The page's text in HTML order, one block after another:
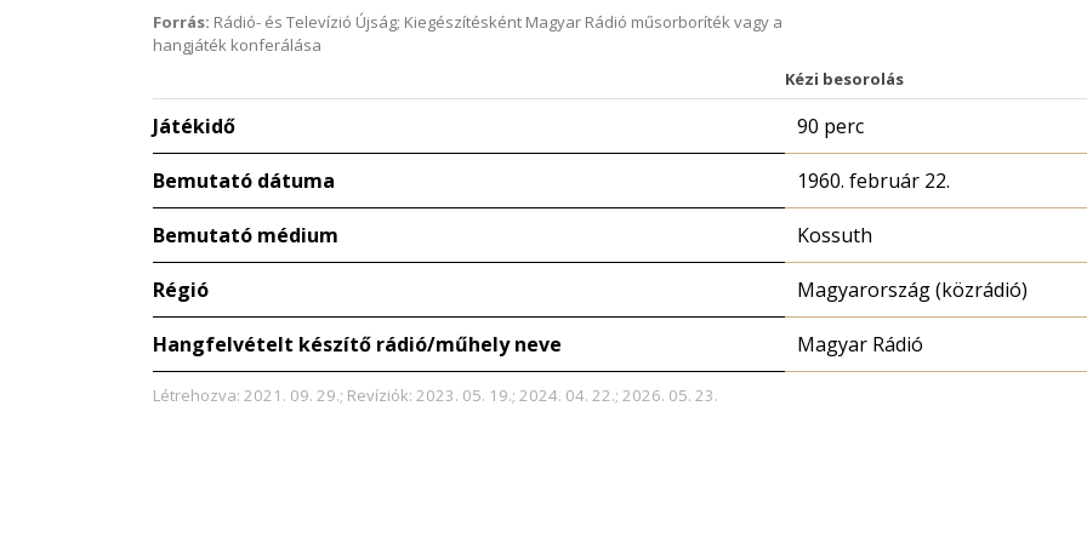
Forrás: Rádió- és Televízió Újság; Kiegészítésként Magyar Rádió műsorboríték vagy a
hangjáték konferálása
Kézi besorolás
Játékidő 90 perc
Bemutató dátuma 1960. február 22.
Bemutató médium Kossuth
Régió Magyarország (közrádió)
Hangfelvételt készítő rádió/műhely neve Magyar Rádió
Létrehozva: 2021. 09. 29.; Revíziók: 2023. 05. 19.; 2024. 04. 22.; 2026. 05. 23.